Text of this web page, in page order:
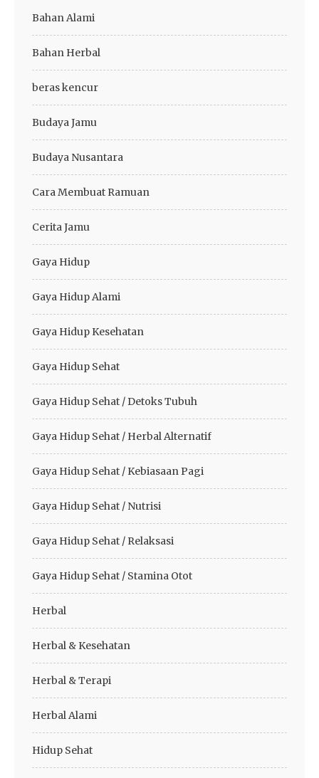
Bahan Alami
Bahan Herbal
beras kencur
Budaya Jamu
Budaya Nusantara
Cara Membuat Ramuan
Cerita Jamu
Gaya Hidup
Gaya Hidup Alami
Gaya Hidup Kesehatan
Gaya Hidup Sehat
Gaya Hidup Sehat / Detoks Tubuh
Gaya Hidup Sehat / Herbal Alternatif
Gaya Hidup Sehat / Kebiasaan Pagi
Gaya Hidup Sehat / Nutrisi
Gaya Hidup Sehat / Relaksasi
Gaya Hidup Sehat / Stamina Otot
Herbal
Herbal & Kesehatan
Herbal & Terapi
Herbal Alami
Hidup Sehat